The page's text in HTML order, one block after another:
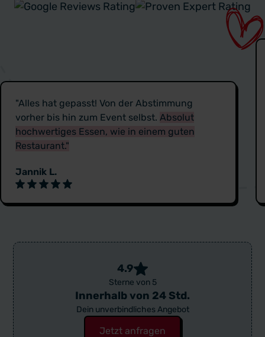
"Alles hat gepasst! Von der Abstimmung
vorher bis hin zum Event selbst. Absolut
hochwertiges Essen, wie in einem guten
Restaurant."
Jannik L.
4.9
Sterne von 5
Innerhalb von 24 Std.
Dein unverbindliches Angebot
Jetzt anfragen